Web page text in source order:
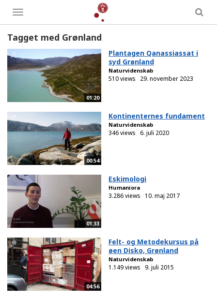
Toggle
menu
Tagget med Grønland
01:20
Plantagen Qanassiassat i
syd Grønland
Naturvidenskab
510 views 29. november 2023
00:54
Kontinenternes fundament
Naturvidenskab
346 views 6. juli 2020
01:33
Eskimologi
Humaniora
3.286 views 10. maj 2017
04:56
Felt- og Metodekursus på
øen Disko, Grønland
Naturvidenskab
1.149 views 9. juli 2015